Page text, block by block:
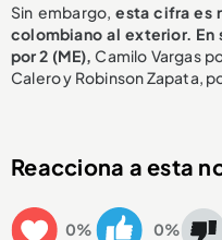
Sin embargo,esta cifra es
colombiano al exterior. En
por 2 (ME), Camilo Vargas
Calero y Robinson Zapata,
Reacciona a esta
0% 0%